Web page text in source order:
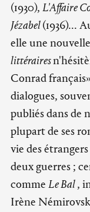
(1930), L'Affaire
Jézabel(1936)...
elle une
littéraires
Conrad
dialogues,
publiés dans de
plupart de ses
vie des
deux guerres ;
comme Le Bal,
Irène